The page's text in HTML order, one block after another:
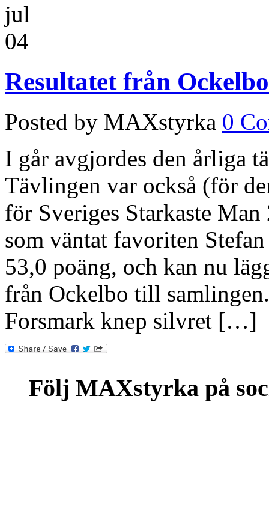
jul
04
Resultatet från
Posted by MAXstyrka 0
I går avgjordes den årliga
Tävlingen var också (för
för Sveriges Starkaste
som väntat favoriten
53,0 poäng, och kan nu
från Ockelbo till
Forsmark knep silvret […]
Följ MAXstyrka på